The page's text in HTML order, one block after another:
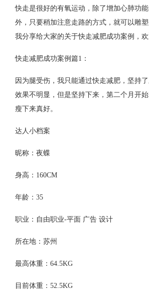
快走是很好的有氧运动，除了增加心肺功
外，只要稍加注意走路的方式，就可以雕
我分享给大家的关于快走减肥成功案例，
快走减肥成功案例篇1：
因为腿受伤，我只能通过快走减肥，坚持
效果不明显，但是坚持下来，第二个月开始
瘦下来真好。
达人小档案
昵称：夜蝶
身高：160CM
年龄：35
职业：自由职业-平面 广告 设计
所在地：苏州
最高体重：64.5KG
目前体重：52.5KG